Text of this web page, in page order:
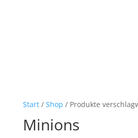
Start/ Shop / Produkte
Minions